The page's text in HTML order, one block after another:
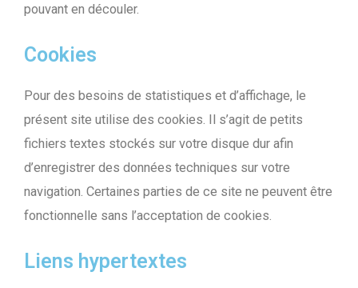
pouvant en découler.
Cookies
Pour des besoins de statistiques et d’affichage, le
présent site utilise des cookies. Il s’agit de petits
fichiers textes stockés sur votre disque dur afin
d’enregistrer des données techniques sur votre
navigation. Certaines parties de ce site ne peuvent être
fonctionnelle sans l’acceptation de cookies.
Liens hypertextes